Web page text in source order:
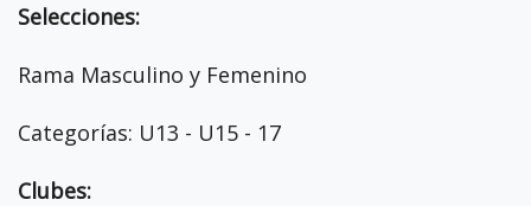
Selecciones:
Rama Masculino y Femenino
Categorías: U13 - U15 - 17
Clubes: